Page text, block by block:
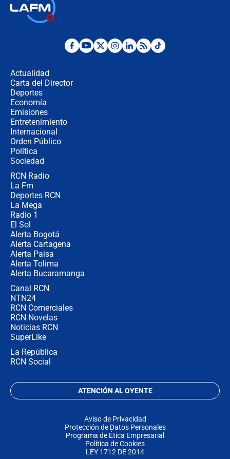
¿La posesión de Abelardo De la
Actualidad
Carta del Director
Deportes
Economía
Emisiones
Entretenimiento
Internacional
Orden Público
Política
Sociedad
RCN Radio
La Fm
Deportes RCN
La Mega
Radio 1
El Sol
Alerta Bogotá
Alerta Cartagena
Alerta Paisa
Alerta Tolima
Alerta Bucaramanga
Canal RCN
NTN24
RCN Comerciales
RCN Novelas
Noticias RCN
SuperLike
La República
RCN Social
ATENCIÓN AL OYENTE
Aviso de Privacidad
Protección de Datos Personales
Programa de Ética Empresarial
Política de Cookies
LEY 1712 DE 2014